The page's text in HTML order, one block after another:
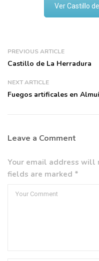
Ver Castillo
PREVIOUS ARTICLE
Castillo de La Herradura
NEXT ARTICLE
Fuegos artificales en
Leave a Comment
Your email address will
fields are marked *